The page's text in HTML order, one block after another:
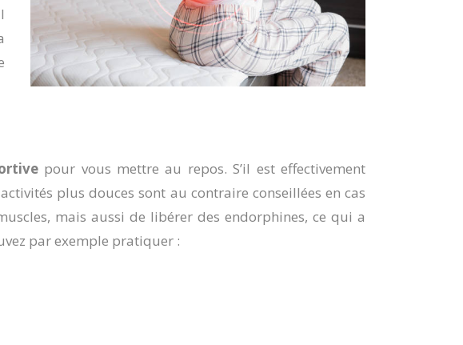
pour vous mettre au repos. S’il est effectivement
plus douces sont au contraire conseillées en cas
mais aussi de libérer des endorphines, ce qui a
par exemple pratiquer :